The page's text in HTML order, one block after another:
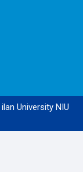
University NIU